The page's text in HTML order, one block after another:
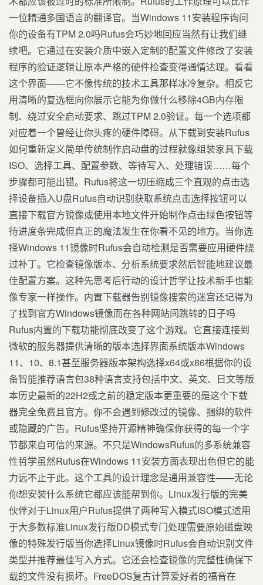
一位精通多国语言的翻译官。当Windows 11安装程序询问
你的设备有TPM 2.0吗Rufus会巧妙地回应当然有让我们继
续吧。它通过在安装介质中嵌入定制的配置文件修改了安装
程序的验证逻辑让原本严格的硬件检查变得通情达理。看看
这个界面——它不像传统的技术工具那样冰冷复杂。相反它
用清晰的复选框向你展示它能为你做什么移除4GB内存限
制、绕过安全启动要求、跳过TPM 2.0验证。每一个选项都
对应着一个曾经让你头疼的硬件障碍。从下载到安装Rufus
如何重新定义简单传统制作启动盘的过程就像组装家具下载
ISO、选择工具、配置参数、等待写入、处理错误……每个
步骤都可能出错。Rufus将这一切压缩成三个直观的点击选
择设备插入U盘Rufus自动识别获取系统点击选择按钮可以
直接下载官方镜像或使用本地文件开始制作点击绿色按钮等
待进度条完成但真正的魔法发生在你看不见的地方。当你选
择Windows 11镜像时Rufus会自动检测是否需要应用硬件绕
过补丁。它检查镜像版本、分析系统要求然后智能地建议最
佳配置方案。这种先思考后行动的设计哲学让技术新手也能
像专家一样操作。内置下载器告别镜像搜索的迷宫还记得为
了找到官方Windows镜像而在各种网站间跳转的日子吗
Rufus内置的下载功能彻底改变了这个游戏。它直接连接到
微软的服务器提供清晰的版本选择界面系统版本Windows
11、10、8.1甚至服务器版本架构选择x64或x86根据你的设
备智能推荐语言包38种语言支持包括中文、英文、日文等版
本历史最新的22H2或之前的稳定版本更重要的是这个下载
器完全免费且官方。你不会遇到修改过的镜像、捆绑的软件
或隐藏的广告。Rufus坚持开源精神确保你获得的每一个字
节都来自可信的来源。不只是WindowsRufus的多系统兼容
性哲学虽然Rufus在Windows 11安装方面表现出色但它的能
力远不止于此。这个工具的设计理念是通用兼容性——无论
你想安装什么系统它都应该能帮到你。Linux发行版的完美
伙伴对于Linux用户Rufus提供了两种写入模式ISO模式适用
于大多数标准Linux发行版DD模式专门处理需要原始磁盘映
像的特殊发行版当你选择Linux镜像时Rufus会自动识别文件
类型并推荐最佳写入方式。它还会检查镜像的完整性确保下
载的文件没有损坏。FreeDOS复古计算爱好者的福音在